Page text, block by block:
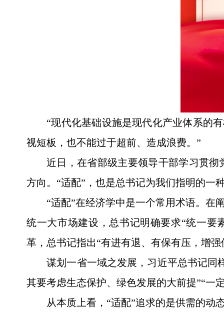
“现代化基础设施是现代化产业体系的
视短板，也不能过于超前、造成浪费。”
近日，在省部级主要领导干部学习贯
方向。“适配”，也是总书记为我们指明的一
“适配”在经济学中是一个常用术语。在
统一大市场建设，总书记明确要求“统一要
革，总书记指出“有进有退、有保有压，增
谋划一省一域之发展，习近平总书记同
其要考虑生态保护、绿色发展的大前提”“一
从本质上看，“适配”追求的是供需的动